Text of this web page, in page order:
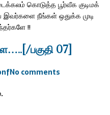
கொடுத்த பூர்வீக குடிமக்
இவர்களை நீங்கள் ஒதுக்க முடி
!!
பகுதி 07]
No comments